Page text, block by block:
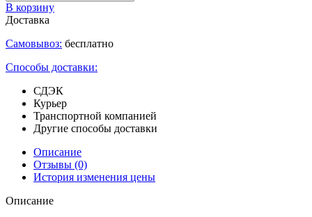
В корзину
Доставка
Самовывоз: бесплатно
Способы доставки:
СДЭК
Курьер
Транспортной компанией
Другие способы доставки
Описание
Отзывы (0)
История изменения цены
Описание